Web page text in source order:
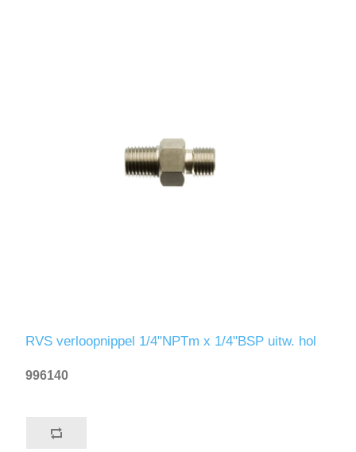
RVS verloopnippel 1/4"NPTm x 1/4"BSP uitw. hol
996140